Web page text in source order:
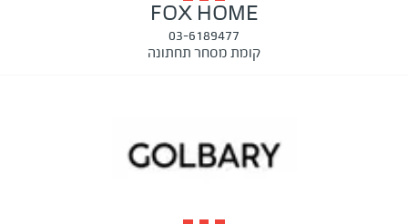
FOX HOME
03-6189477
קומת מסחר תחתונה